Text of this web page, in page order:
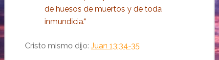
de huesos de muertos y de toda
inmundicia.“
Cristo mismo dijo: Juan 13:34-35